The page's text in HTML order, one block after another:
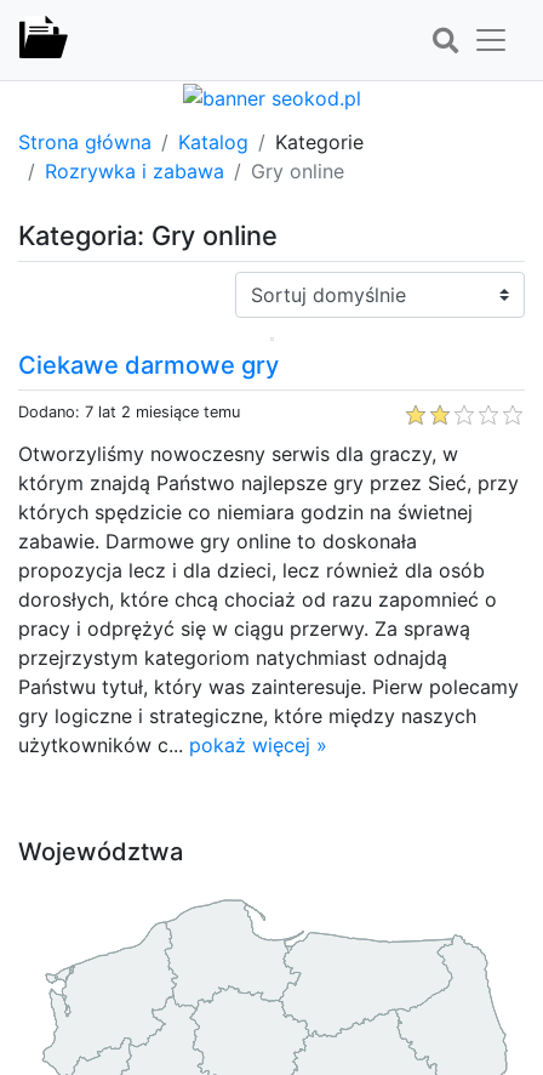
Strona główna Katalog
Kategorie
Rozrywka i zabawa
Gry online
Kategoria: Gry online
Sortuj:
Ciekawe darmowe gry
Dodano: 7 lat 2 miesiące temu
Otworzyliśmy nowoczesny serwis dla graczy, w
którym znajdą Państwo najlepsze gry przez Sieć, przy
których spędzicie co niemiara godzin na świetnej
zabawie. Darmowe gry online to doskonała
propozycja lecz i dla dzieci, lecz również dla osób
dorosłych, które chcą chociaż od razu zapomnieć o
pracy i odprężyć się w ciągu przerwy. Za sprawą
przejrzystym kategoriom natychmiast odnajdą
Państwu tytuł, który was zainteresuje. Pierw polecamy
gry logiczne i strategiczne, które między naszych
użytkowników c... pokaż więcej »
Województwa